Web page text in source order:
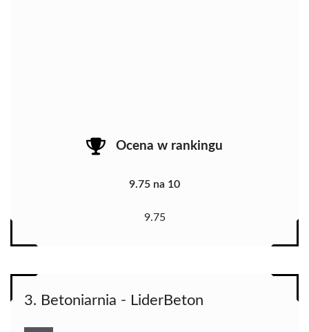
Ocena w rankingu
9.75 na 10
9.75
3. Betoniarnia - LiderBeton